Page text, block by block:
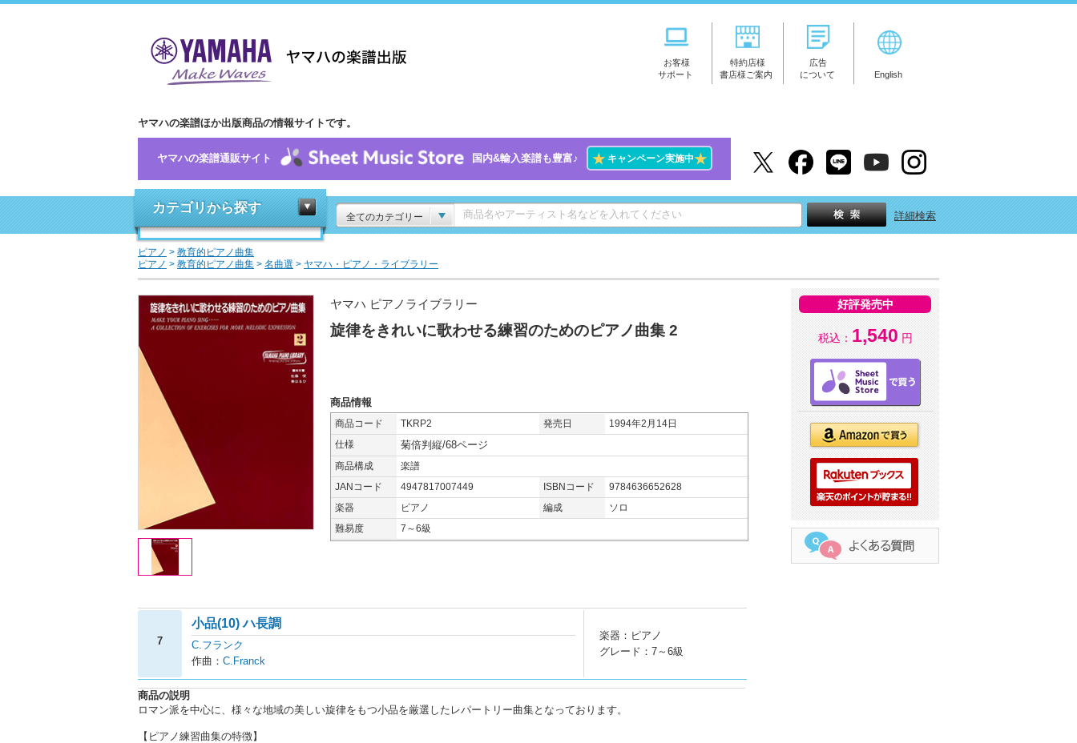
お客様
サポート
特約店様
書店様ご案内
広告
について
English
ヤマハの楽譜ほか出版商品の情報サイトです。
ヤマハの楽譜通販サイト 国内&輸入楽譜も豊富♪ ★キャンペーン実施中★
カテゴリから探す
全てのカテゴリー 詳細検索
ピアノ > 教育的ピアノ曲集
ピアノ > 教育的ピアノ曲集 > 名曲選 > ヤマハ・ピアノ・ライブラリー
ヤマハ ピアノライブラリー
旋律をきれいに歌わせる練習のためのピアノ曲集 2
商品情報
商品コード TKRP2 発売日
1994年2月14日
仕様
菊倍判縦/68ページ
商品構成
楽譜
JANコード
4947817007449 ISBNコード
9784636652628
楽器
ピアノ 編成
ソロ
難易度
7～6級
7
小品(10) ハ長調
C.フランク
作曲： C.Franck
楽器：ピアノ
グレード：7～6級
商品の説明
ロマン派を中心に、様々な地域の美しい旋律をもつ小品を厳選したレパートリー曲集となっております。
【ピアノ練習曲集の特徴】
好評発売中
税込： 1,540 円